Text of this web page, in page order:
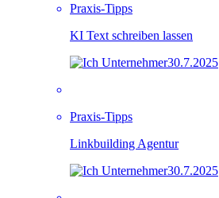
Praxis-Tipps
KI Text schreiben lassen
30.7.2025
Praxis-Tipps
Linkbuilding Agentur
30.7.2025